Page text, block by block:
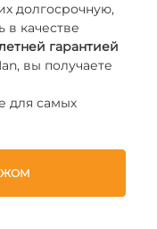
долгосрочную,
в качестве
гарантией
вы получаете
для самых